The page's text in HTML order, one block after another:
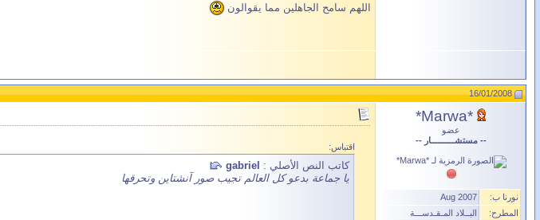
اللهم سامح الجاهلين مما يقوالون
16/01/2008
*Marwa*
عضو
-- مستشــــــــــار --
نورنا ب:
Aug 2007
المطرح:
البــلاد المـقـدســـة
اقتباس:
كاتب النص الأصلي : gabriel
يا جماعة بدعو كل العالم تجيب صور آنشتاين وتحرقها